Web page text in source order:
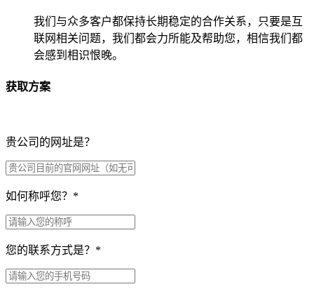
我们与众多客户都保持长期稳定的合作关系，只要是互
联网相关问题，我们都会力所能及帮助您，相信我们都
会感到相识恨晚。
获取方案
贵公司的网址是？
如何称呼您？ *
您的联系方式是？ *